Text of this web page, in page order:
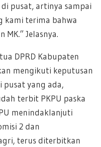
pusat, artinya sampai
kami terima bahwa
Jelasnya.
DPRD Kabupaten
mengikuti keputusan
pusat yang ada,
terbit PKPU paska
menindaklanjuti
2 dan
terus diterbitkan